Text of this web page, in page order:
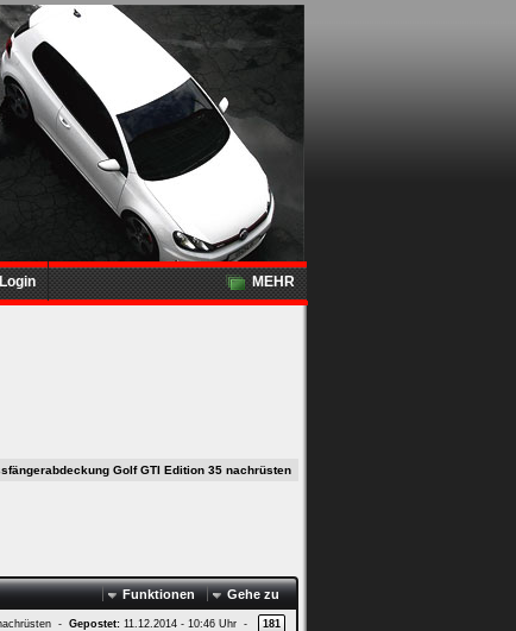
Login MEHR
Golf GTI Edition 35 nachrüsten
Gehe zu
Funktionen
- Gepostet: 11.12.2014 - 10:46 Uhr - 181